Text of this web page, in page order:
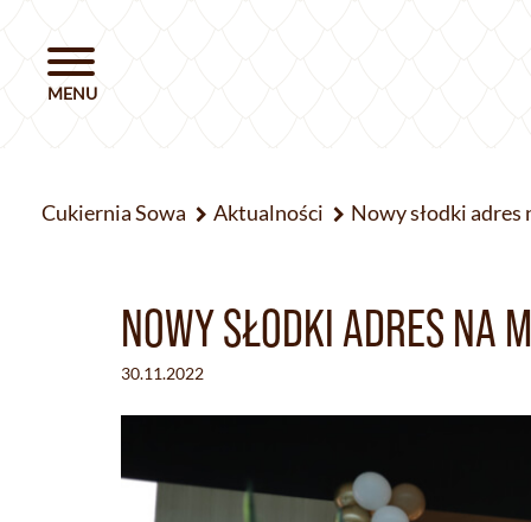
Cukiernia Sowa Aktualności Nowy słodki adres
NOWY SŁODKI ADRES NA
30.11.2022